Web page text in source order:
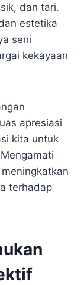
dan tari.
estetika
seni
kekayaan
apresiasi
kita untuk
terhadap